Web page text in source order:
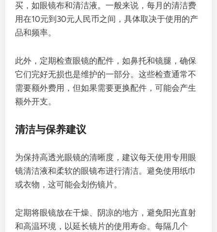
买，如眼镜布和清洁液。一般来说，每月的清洁费
用在10元到30元人民币之间，具体取决于使用的产
品和频率。
此外，定期检查眼镜的配件，如鼻托和镜腿，确保
它们完好无损也是维护的一部分。这些检查通常不
需要额外费用，但如果需要更换配件，可能会产生
额外开支。
清洁与保养建议
为保持高透光眼镜的清晰度，建议每天使用专用眼
镜清洁液和柔软的眼镜布进行清洁。避免使用纸巾
或衣物，这可能会划伤镜片。
定期将眼镜放在干燥、阴凉的地方，避免阳光直射
和高温环境，以延长镜片的使用寿命。每隔几个